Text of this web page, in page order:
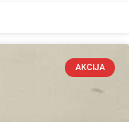
AKCIJA